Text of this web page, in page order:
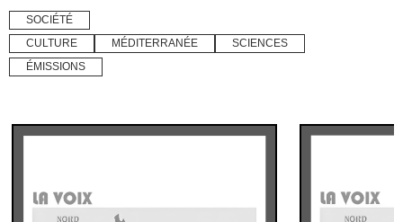
SOCIÉTÉ
CULTURE
MÉDITERRANÉE
SCIENCES
ÉMISSIONS